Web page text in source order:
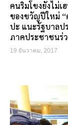
คนริมโขงยังไม่เ
ของขวัญปีใหม่ “
ปะ แนะรัฐบาล
ภาคประชาชนร่
19 ธันวาคม, 2017